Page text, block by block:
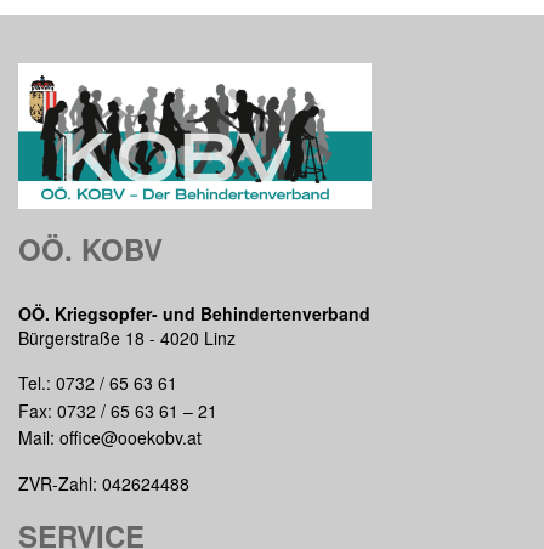
OÖ. KOBV
OÖ. Kriegsopfer- und Behindertenverband
Bürgerstraße 18 - 4020 Linz
Tel.: 0732 / 65 63 61
Fax: 0732 / 65 63 61 – 21
Mail: office@ooekobv.at
ZVR-Zahl: 042624488
SERVICE